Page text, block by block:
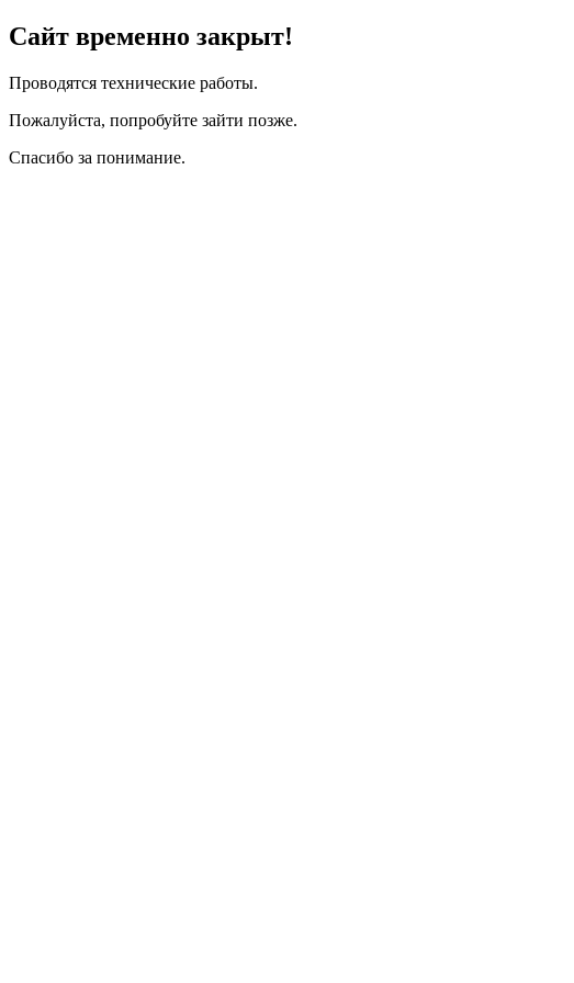
Сайт временно закрыт!
Проводятся технические работы.
Пожалуйста, попробуйте зайти позже.
Спасибо за понимание.